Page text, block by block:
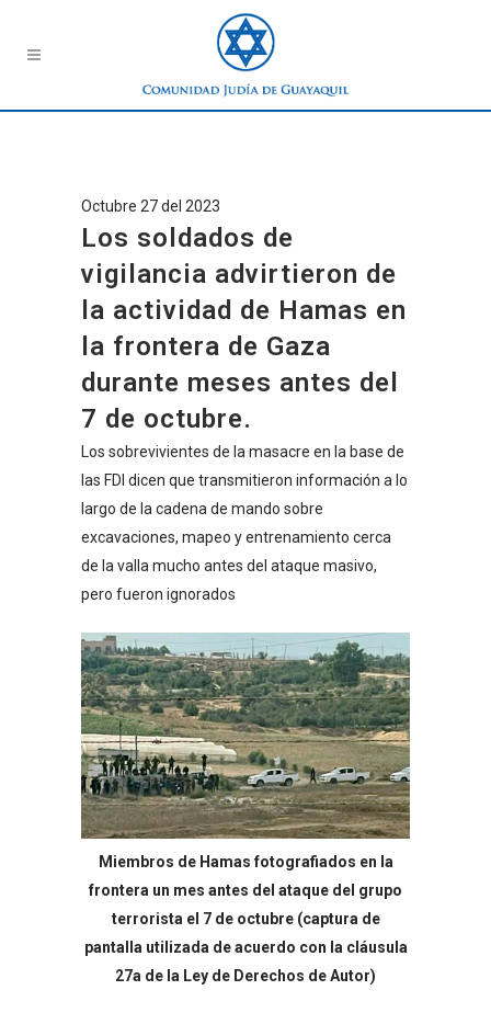
Octubre 27 del 2023
Los soldados de
vigilancia advirtieron de
la actividad de Hamas en
la frontera de Gaza
durante meses antes del
7 de octubre.
Los sobrevivientes de la masacre en la base de
las FDI dicen que transmitieron información a lo
largo de la cadena de mando sobre
excavaciones, mapeo y entrenamiento cerca
de la valla mucho antes del ataque masivo,
pero fueron ignorados
Miembros de Hamas fotografiados en la
frontera un mes antes del ataque del grupo
terrorista el 7 de octubre (captura de
pantalla utilizada de acuerdo con la cláusula
27a de la Ley de Derechos de Autor)